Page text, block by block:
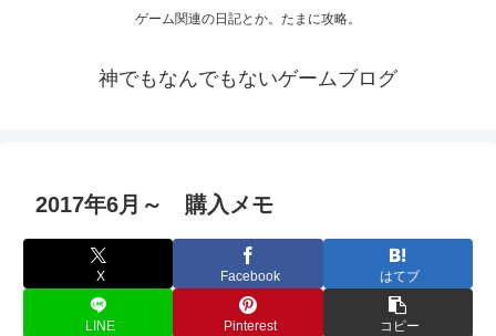
ゲーム関連の日記とか。たまに攻略。
神でもなんでもないゲームブログ
2017年6月～ 購入メモ
X Facebook はてブ
LINE Pinterest コピー